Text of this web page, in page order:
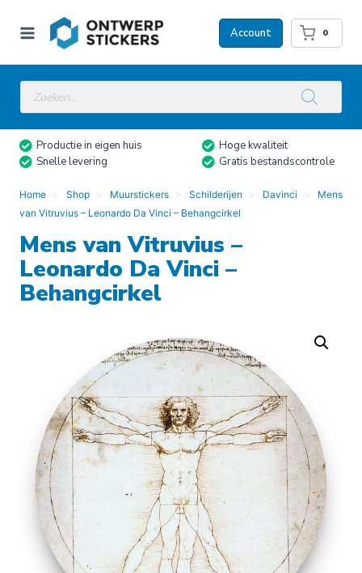
naar
Account 0
Producten
zoeken
Productie in eigen huis
Hoge kwaliteit
Snelle levering
Gratis bestandscontrole
Home Shop Muurstickers Schilderijen Davinci
Mens
van Vitruvius – Leonardo Da Vinci – Behangcirkel
Mens van Vitruvius –
Leonardo Da Vinci –
Behangcirkel